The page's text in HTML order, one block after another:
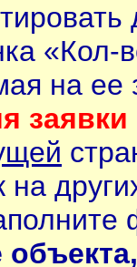
«Кол-
на ее
заявки
на